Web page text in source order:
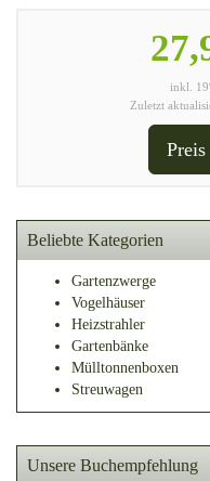
inkl.
Zuletzt
Beliebte Kategorien
Gartenzwerge
Vogelhäuser
Heizstrahler
Gartenbänke
Mülltonnenboxen
Streuwagen
Unsere Buchempfehlung